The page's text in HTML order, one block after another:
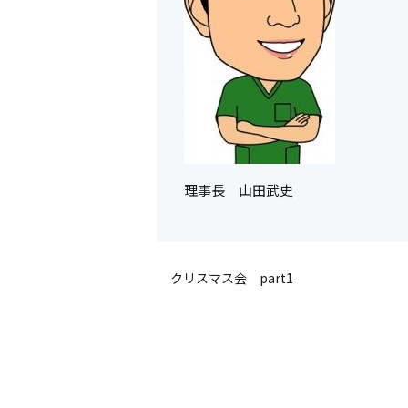
理事長 山田武史
クリスマス会 part1